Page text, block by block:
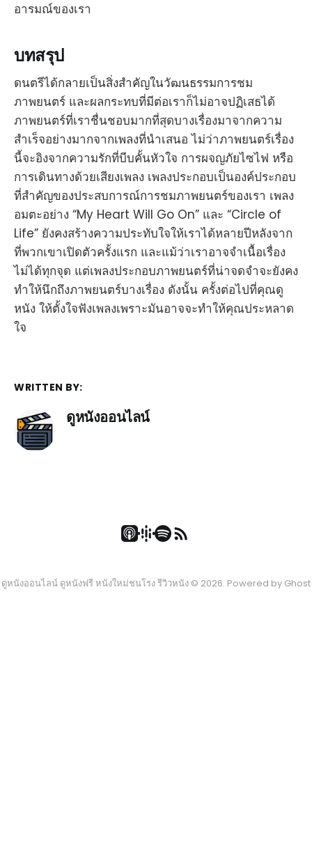
อารมณ์ของเรา
บทสรุป
ดนตรีได้กลายเป็นสิ่งสำคัญในวัฒนธรรมการชม
ภาพยนตร์ และผลกระทบที่มีต่อเราก็ไม่อาจปฏิเสธได้
ภาพยนตร์ที่เราชื่นชอบมากที่สุดบางเรื่องมาจากความ
สำเร็จอย่างมากจากเพลงที่นำเสนอ ไม่ว่าภาพยนตร์เรื่อง
นี้จะอิงจากความรักที่บีบคั้นหัวใจ การผจญภัยไซไฟ หรือ
การเดินทางด้วยเสียงเพลง เพลงประกอบเป็นองค์ประกอบ
ที่สำคัญของประสบการณ์การชมภาพยนตร์ของเรา เพลง
อมตะอย่าง “My Heart Will Go On” และ “Circle of
Life” ยังคงสร้างความประทับใจให้เราได้หลายปีหลังจาก
ที่พวกเขาเปิดตัวครั้งแรก และแม้ว่าเราอาจจำเนื้อเรื่อง
ไม่ได้ทุกจุด แต่เพลงประกอบภาพยนตร์ที่น่าจดจำจะยังคง
ทำให้นึกถึงภาพยนตร์บางเรื่อง ดังนั้น ครั้งต่อไปที่คุณดู
หนัง ให้ตั้งใจฟังเพลงเพราะมันอาจจะทำให้คุณประหลาด
ใจ
WRITTEN BY:
ดูหนังออนไลน์
ดูหนังออนไลน์ ดูหนังฟรี หนังใหม่ชนโรง รีวิวหนัง © 2026. Powered by Ghost